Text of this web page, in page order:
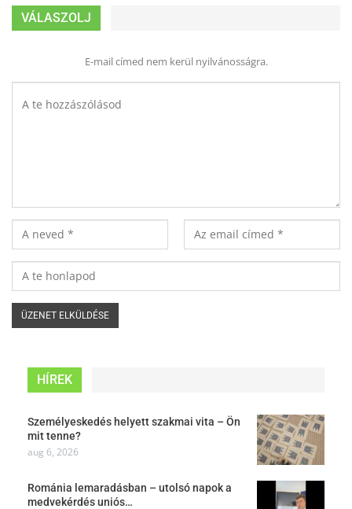
VÁLASZOLJ
E-mail címed nem kerül nyilvánosságra.
HÍREK
Személyeskedés helyett szakmai vita – Ön
mit tenne?
aug 6, 2026
Románia lemaradásban – utolsó napok a
medvekérdés uniós…